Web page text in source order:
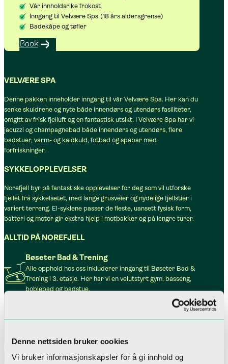
Denne nettsiden bruker cookies
Vi bruker informasjonskapsler for å gi innhold og
Vår innholdsrike frokost
Inngang til Velvære Spa (18 års aldersgrense)
Badekåpe og tøfler
Book
VELVÆRE SPA
Denne pakken inneholder inngang til vår Velvære Spa. Her kan du
senke skuldrene og nyte både innendørs og utendørs fasiliteter,
omgitt av frisk fjelluft og en fantastisk utsikt. I Velvære Spa har vi
jacuzzi og champagnebad både innendørs og utendørs, flere
badstuer, varm- og kaldkuld, fotbad og spabar med
forfriskninger.
SYKKELOPPLEVELSER
Norefjell byr på fantastiske opplevelser for deg som vil utforske
fjellet fra sykkelsetet, med lange grusveier og nydelige fjellstier i
variert terreng. El-syklene passer de fleste, uansett fysisk form,
batteri og motor gir ekstra hjelp i motbakker og på lengre turer.
ALLTID PÅ NOREFJELL
Bøseter Bad & Trening
Alle opphold hos oss inkluderer inngang til Bøseter Bad &
Trening i 3. etasje. Her har vi en velutstyrt gym, basseng,
boblebad og badstue.
Alle opphold hos oss inkluderer inngang til vårt lekerom og
spillrom i 3. etasje. Her kan man teste forskjellige
Parkering
Hotellet har tre etasjer med betalt innendørs parkering,